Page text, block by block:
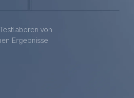
von
Ergebnisse